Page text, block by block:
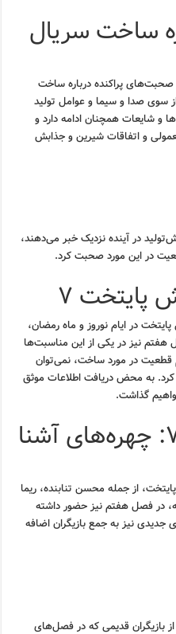
ساخت سریال
پراکنده درباره ساخت
صدا و سیما و عوامل تولید
و شایعات همچنان ادامه دارد و
و اتفاقات شیرین و جذابش
در آینده نزدیک خبر می‌دهند،
در این مورد صحبت کرد.
پایتخت ۷
در ایام نوروز و ماه رمضان،
هفتم نیز در یکی از این مناسبت‌ها
در مورد ساخت، نمی‌توان
به محض دریافت اطلاعات موثق
گذاشت.
بازیگران پایتخت ۷: چهره‌های آشنا
از جمله محسن تنابنده، ریما
در فصل هفتم نیز حضور داشته
نیز به جمع بازیگران اضافه
بازیگران قدیمی که در فصل‌های